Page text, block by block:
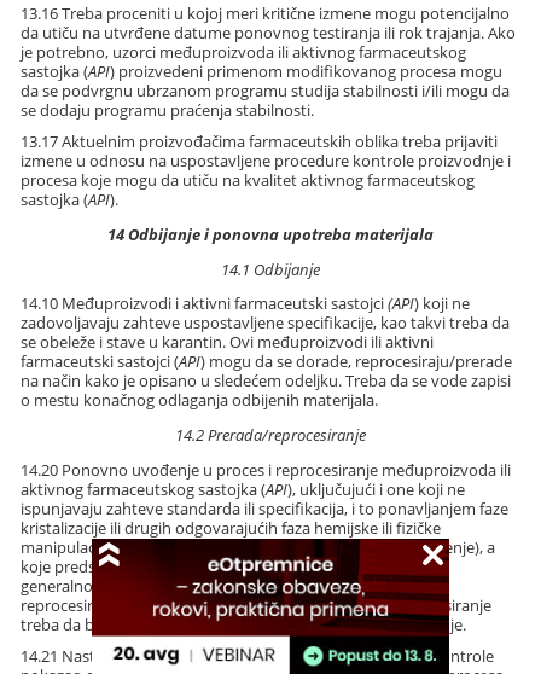
13.16 Treba proceniti u kojoj meri kritične izmene mogu potencijalno
da utiču na utvrđene datume ponovnog testiranja ili rok trajanja. Ako
je potrebno, uzorci međuproizvoda ili aktivnog farmaceutskog
sastojka (API) proizvedeni primenom modifikovanog procesa mogu
da se podvrgnu ubrzanom programu studija stabilnosti i/ili mogu da
se dodaju programu praćenja stabilnosti.
13.17 Aktuelnim proizvođačima farmaceutskih oblika treba prijaviti
izmene u odnosu na uspostavljene procedure kontrole proizvodnje i
procesa koje mogu da utiču na kvalitet aktivnog farmaceutskog
sastojka (API).
14 Odbijanje i ponovna upotreba materijala
14.1 Odbijanje
14.10 Međuproizvodi i aktivni farmaceutski sastojci(API) koji ne
zadovoljavaju zahteve uspostavljene specifikacije, kao takvi treba da
se obeleže i stave u karantin. Ovi međuproizvodi ili aktivni
farmaceutski sastojci (API) mogu da se dorade, reprocesiraju/prerade
na način kako je opisano u sledećem odeljku. Treba da se vode zapisi
o mestu konačnog odlaganja odbijenih materijala.
14.2 Prerada/reprocesiranje
14.20 Ponovno uvođenje u proces i reprocesiranje međuproizvoda ili
aktivnog farmaceutskog sastojka (API), uključujući i one koji ne
ispunjavaju zahteve standarda ili specifikacija, i to ponavljanjem faze
kristalizacije ili drugih odgovarajućih faza hemijske ili fizičke
manipulacije (npr. destilacija, filtracija, hromatografija, mlevenje), a
koje predstavljaju deo uspostavljenog procesa proizvodnje,
generalno se smatra prihvatljivim. Međutim, ako se takvo
reprocesiranje koristi za veći broj serija, onda takvo reprocesiranje
treba da bude sastavni deo standardnog procesa proizvodnje.
14.21 Nastavak procesne faze, nakon što je test procesne kontrole